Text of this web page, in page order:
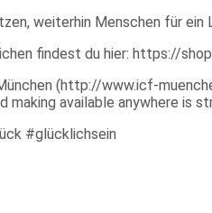
weiterhin Menschen für
findest du hier: https://
(http://www.icf-
making available anywhere is
#glücklichsein